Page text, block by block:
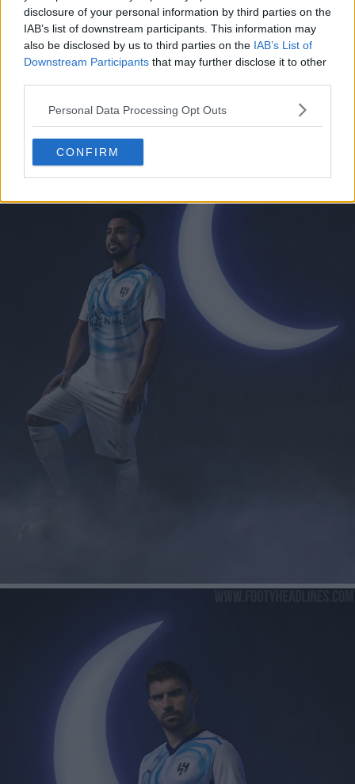
disclosure of your personal information by third parties on the
IAB’s list of downstream participants. This information may
also be disclosed by us to third parties on the IAB’s List of
Downstream Participants that may further disclose it to other
Personal Data Processing Opt Outs
CONFIRM